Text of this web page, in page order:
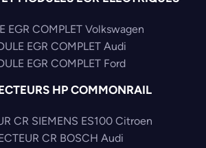
EGR COMPLET Volkswagen
EGR COMPLET Audi
EGR COMPLET Ford
HP COMMONRAIL
CR SIEMENS ES100 Citroen
CR BOSCH Audi